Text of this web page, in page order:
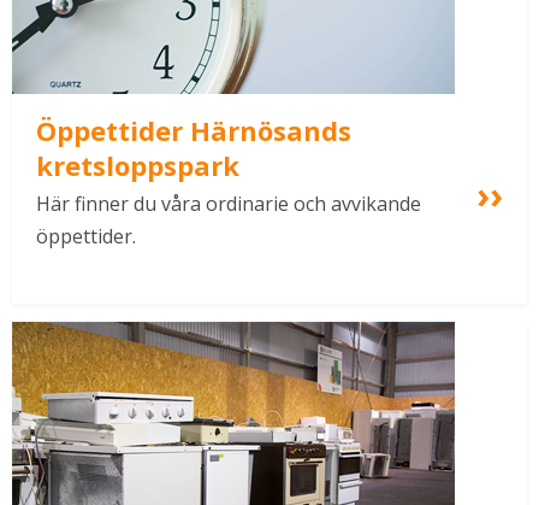
Öppettider Härnösands
kretsloppspark
Här finner du våra ordinarie och avvikande
öppettider.